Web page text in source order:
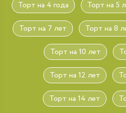
Торт на 4 года Торт на 5
Торт на 7 лет Торт на 8
Торт на 10 лет
Торт на 12 лет
Торт на 14 лет